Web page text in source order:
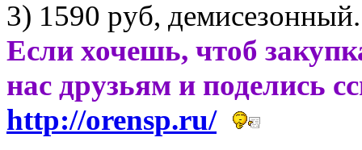
3) 1590 руб, демисезонный.
Если хочешь, чтоб
нас друзьям и поделись
http://orensp.ru/